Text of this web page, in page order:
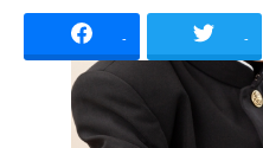
- -